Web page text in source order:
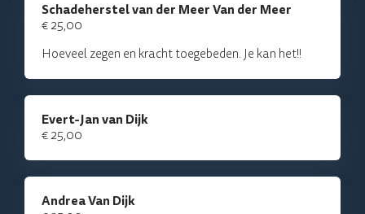
Schadeherstel van der Meer Van der Meer
€ 25,00
Hoeveel zegen en kracht toegebeden. Je kan het!!
Evert-Jan van Dijk
€ 25,00
Andrea Van Dijk